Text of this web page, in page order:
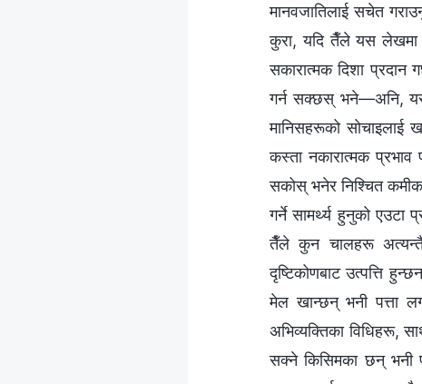
मानवजातिलाई सचेत
कुरा, यदि तैँले यस
सकारात्मक दिशा
गर्न सक्छस् भने—अनि,
मानिसहरूको सोचाइलाई
कस्ता नकारात्मक
सकोस् भनेर निश्चित
गर्ने सामर्थ्य हुनुको
तैँले कुन चालहरू अत्यन्तै
दृष्टिकोणबाट उत्पत्ति
मेल खान्छन् भनी पत्ता
अभिव्यक्तिका विधिहरू,
सक्ने किसिमका छन् भनी